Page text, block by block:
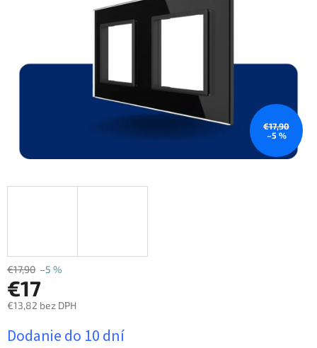
€17,90
–5 %
€17,90 –5 %
€17
€13,82 bez DPH
cena:
Dodanie do 10 dní